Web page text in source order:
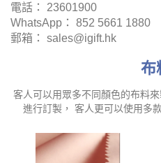
電話： 23601900
WhatsApp： 852 5661 1880
郵箱： sales@igift.hk
布
客人可以用眾多不同顏色的布料
進行訂製， 客人更可以使用多